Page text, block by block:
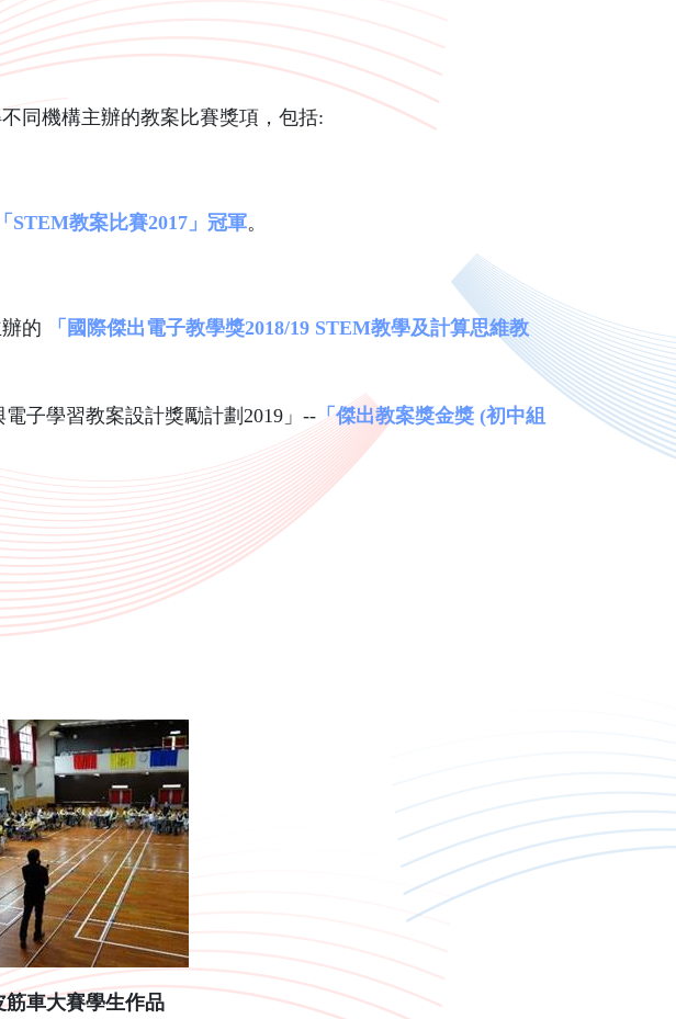
機構主辦的教案比賽獎項，包括:
「 STEM教案比賽2017 」冠軍。
的 「國際傑出電子教學獎2018/19 STEM教學及計算思維教
子學習教案設計獎勵計劃2019」-- 「傑出教案獎金獎 (初中組
筋車大賽學生作品